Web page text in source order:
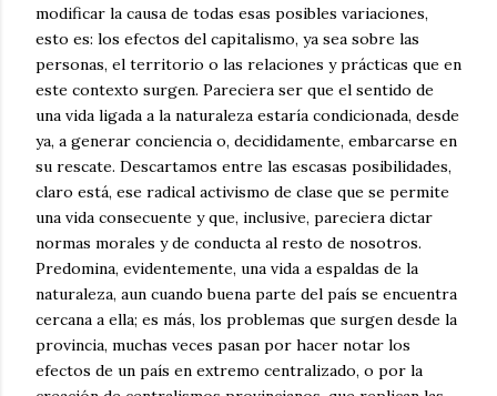
modificar la causa de todas esas posibles variaciones,
esto es: los efectos del capitalismo, ya sea sobre las
personas, el territorio o las relaciones y prácticas que en
este contexto surgen. Pareciera ser que el sentido de
una vida ligada a la naturaleza estaría condicionada, desde
ya, a generar conciencia o, decididamente, embarcarse en
su rescate. Descartamos entre las escasas posibilidades,
claro está, ese radical activismo de clase que se permite
una vida consecuente y que, inclusive, pareciera dictar
normas morales y de conducta al resto de nosotros.
Predomina, evidentemente, una vida a espaldas de la
naturaleza, aun cuando buena parte del país se encuentra
cercana a ella; es más, los problemas que surgen desde la
provincia, muchas veces pasan por hacer notar los
efectos de un país en extremo centralizado, o por la